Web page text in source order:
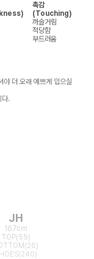
촉감
(Touching)
까슬거림
적당함
부드러움
야 더 오래 예쁘게 입으실
다.
JH
167cm
TOP(55)